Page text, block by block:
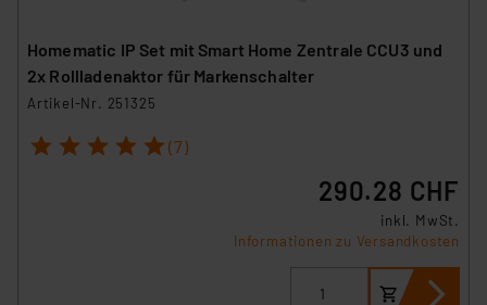
Homematic IP Set mit Smart Home Zentrale CCU3 und
2x Rollladenaktor für Markenschalter
Artikel-Nr. 251325
1 2 3 4 5 (7)
290.28 CHF
inkl. MwSt.
Informationen zu Versandkosten